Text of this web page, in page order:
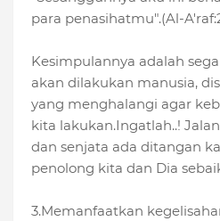
para penasihatmu".(Al-
Kesimpulannya adalah
akan dilakukan manusia,
yang menghalangi agar
kita lakukan.Ingatlah..!
dan senjata ada ditangan
penolong kita dan Dia
3.Memanfaatkan